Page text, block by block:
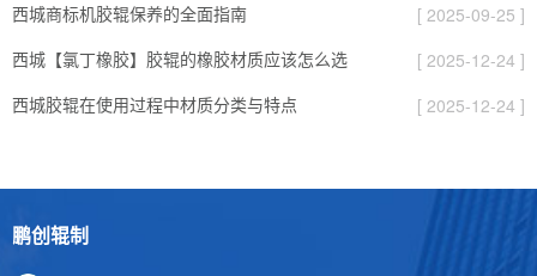
西城商标机胶辊保养的全面指南
[ 2025-09-25 ]
西城【氯丁橡胶】胶辊的橡胶材质应该怎么选
[ 2025-12-24 ]
西城胶辊在使用过程中材质分类与特点
[ 2025-12-24 ]
鹏创辊制